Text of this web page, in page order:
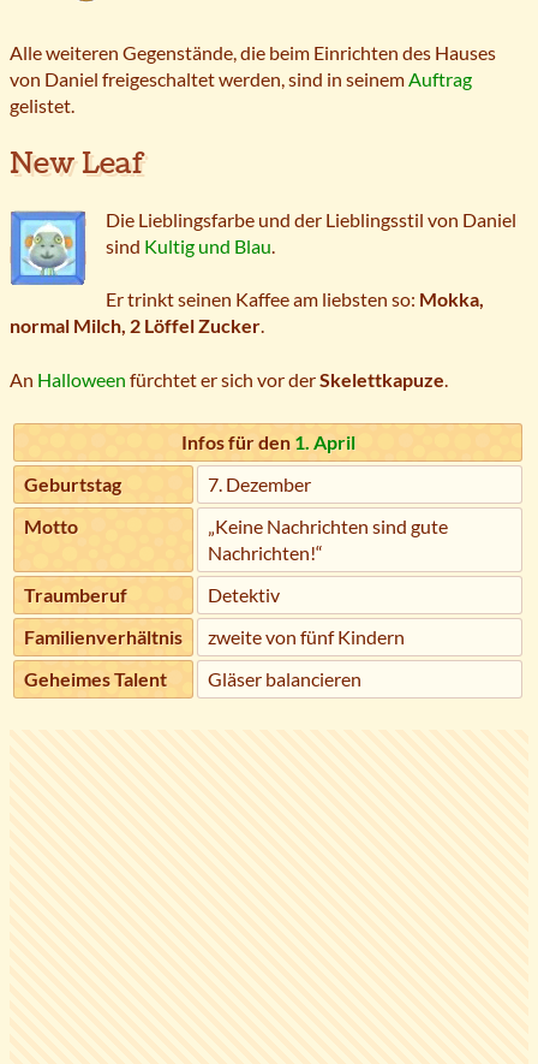
Alle weiteren Gegenstände, die beim Einrichten des Hauses
von Daniel freigeschaltet werden, sind in seinemAuftrag
gelistet.
New Leaf
Die Lieblingsfarbe und der Lieblingsstil von Daniel
sind Kultig und Blau.
Er trinkt seinen Kaffee am liebsten so: Mokka,
normal Milch, 2 Löffel Zucker.
An Halloween fürchtet er sich vor derSkelettkapuze
Infos für den 1. April
Geburtstag
7. Dezember
Motto
„Keine Nachrichten sind gute
Nachrichten!“
Traumberuf
Detektiv
Familienverhältnis
zweite von fünf Kindern
Geheimes Talent
Gläser balancieren